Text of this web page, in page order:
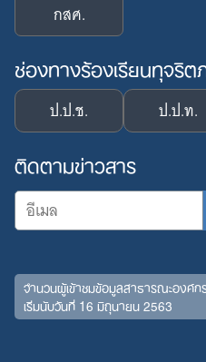
Search
for:
กสศ.
ช่องทางร้องเรียนทุจริ
ป.ป.ช. ป.ป.ท.
ติดตามข่าวสาร
จำนวนผู้เข้าชมข้อมูลสาธารณะองค์
เริ่มนับวันที่ 16 มิถุนายน 2563